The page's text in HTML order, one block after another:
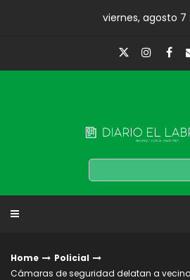
viernes, agosto 7
Home
Policial
Cámaras de seguridad delatan a